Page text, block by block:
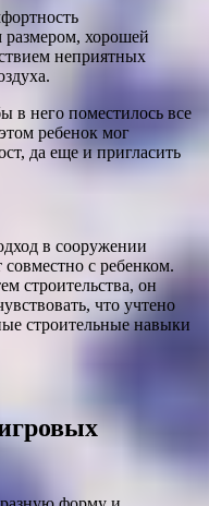
хорошей
неприятных
в него поместилось все
ребенок мог
да еще и пригласить
в сооружении
совместно с ребенком.
строительства, он
что учтено
строительные навыки